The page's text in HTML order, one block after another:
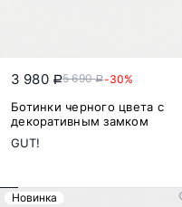
3 980 a5 690a-30%
Ботинки черного цвета с
декоративным замком
GUT!
Новинка